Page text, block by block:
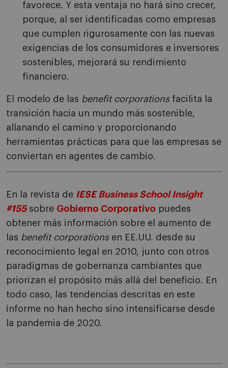
favorece. Y esta ventaja no hará sino crecer,
porque, al ser identificadas como empresas
que cumplen rigurosamente con las nuevas
exigencias de los consumidores e inversores
sostenibles, mejorará su rendimiento
financiero.
El modelo de las benefit corporationsfacilita la
transición hacia un mundo más sostenible,
allanando el camino y proporcionando
herramientas prácticas para que las empresas se
conviertan en agentes de cambio.
En la revista de IESE Business School Insight
#155sobre Gobierno Corporativo puedes
obtener más información sobre el aumento de
las benefit corporationsen EE.UU. desde su
reconocimiento legal en 2010, junto con otros
paradigmas de gobernanza cambiantes que
priorizan el propósito más allá del beneficio. En
todo caso, las tendencias descritas en este
informe no han hecho sino intensificarse desde
la pandemia de 2020.